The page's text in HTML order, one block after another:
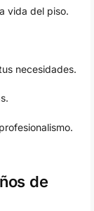
vida del piso.
necesidades.
de